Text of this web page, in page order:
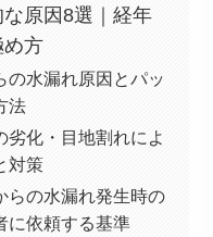
原因8選｜経年
め方
の水漏れ原因とパッ
法
劣化・目地割れによ
対策
らの水漏れ発生時の
に依頼する基準